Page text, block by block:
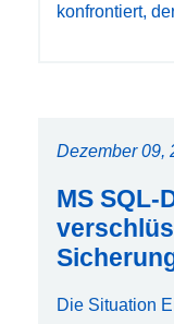
konfrontiert,
Dezember 09,
MS SQL-
Die Situation